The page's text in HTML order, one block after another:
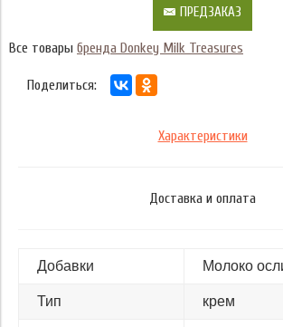
ПРЕДЗАКАЗ
Все товары бренда Donkey Milk Treasures
Поделиться:
Характеристики
Доставка и оплата
Добавки Молоко
Тип крем